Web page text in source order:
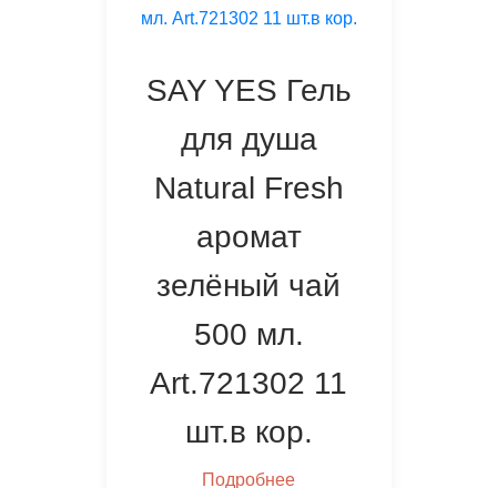
SAY YES Гель
для душа
Natural Fresh
аромат
зелёный чай
500 мл.
Art.721302 11
шт.в кор.
Подробнее